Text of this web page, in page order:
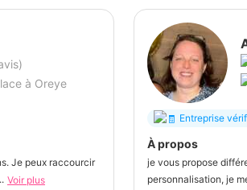
à Oreye
Je peux raccourcir
Voir plus
Entreprise
À propos
je vous propose
personnalisation, je